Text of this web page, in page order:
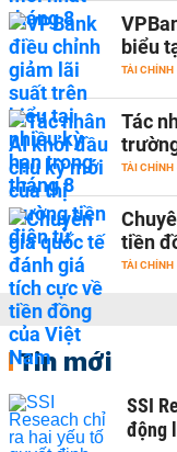
biểu
TÀI CHÍNH
Tác
TÀI CHÍNH
tiền
TÀI CHÍNH
Tin mới
SSI
động